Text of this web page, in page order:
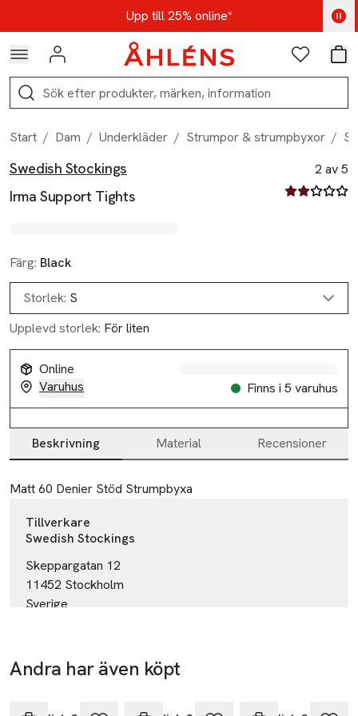
Hoppa till navigationsmenynUpp till 25% online*
Kod: AUG25 - Shoppa nu
Logga in Favoriter
Sök
Start / Dam / Underkläder / Strumpor & strumpbyxor /
Produktbilder
Hoppa över bildspelet
Swedish Stockings
Irma Support Tights
2 av 5
2 av fem
Färg: Black
Storlek: S
Upplevd storlek: För liten
Online
Varuhus
Finns i 5 varuhus
Produktinformation
Beskrivning Material Recensioner
Beskrivning
Matt 60 Denier Stöd Strumpbyxa
Tillverkare
Swedish Stockings
Skeppargatan 12
11452 Stockholm
Sverige
Mobilnummer
Andra har även köpt